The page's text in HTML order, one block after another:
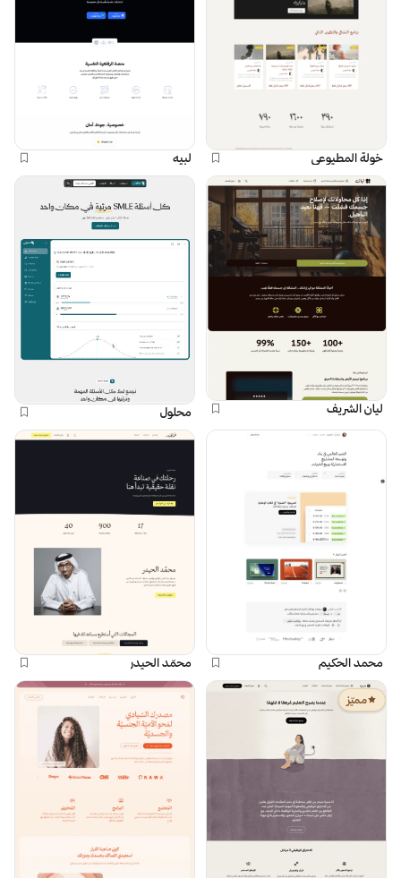
خولة المطيوعي لبيه
ليان الشريف محلول
محمد الحكيم محمّد الحيدر
مميّز